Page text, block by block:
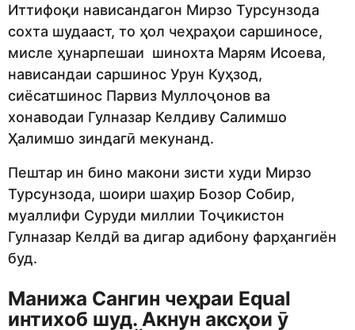
Иттифоқи нависандагон Мирзо Турсунзода
сохта шудааст, то ҳол чеҳраҳои саршиносе,
мисле ҳунарпешаи шинохта Марям Исоева,
нависандаи саршинос Урун Куҳзод,
сиёсатшинос Парвиз Муллоҷонов ва
хонаводаи Гулназар Келдиву Салимшо
Ҳалимшо зиндагӣ мекунанд.
Пештар ин бино макони зисти худи Мирзо
Турсунзода, шоири шаҳир Бозор Собир,
муаллифи Суруди миллии Тоҷикистон
Гулназар Келдӣ ва дигар адибону фарҳангиён
буд.
Манижа Сангин чеҳраи Equal
интихоб шуд. Акнун аксҳои ӯ